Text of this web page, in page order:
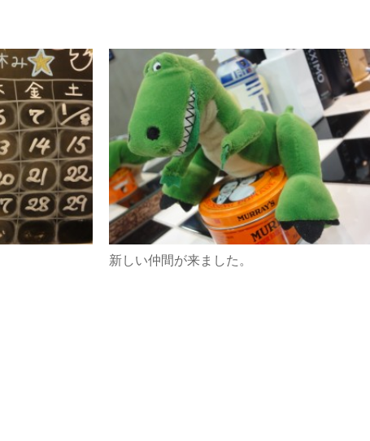
新しい仲間が来ました。